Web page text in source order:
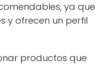
ya que
y ofrecen un perfil
productos que